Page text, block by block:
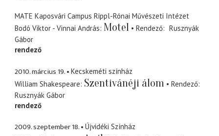
MATE Kaposvári Campus Rippl-Rónai Művészeti Intézet
Bodó Viktor - Vinnai András Motel Rendező
Rusznyák
Gábor
rendező
2010. március 19.
Kecskeméti színház
William Shakespeare Szentivánéji álom
Rendező
Rusznyák Gábor
rendező
2009. szeptember 18.
Újvidéki Színház